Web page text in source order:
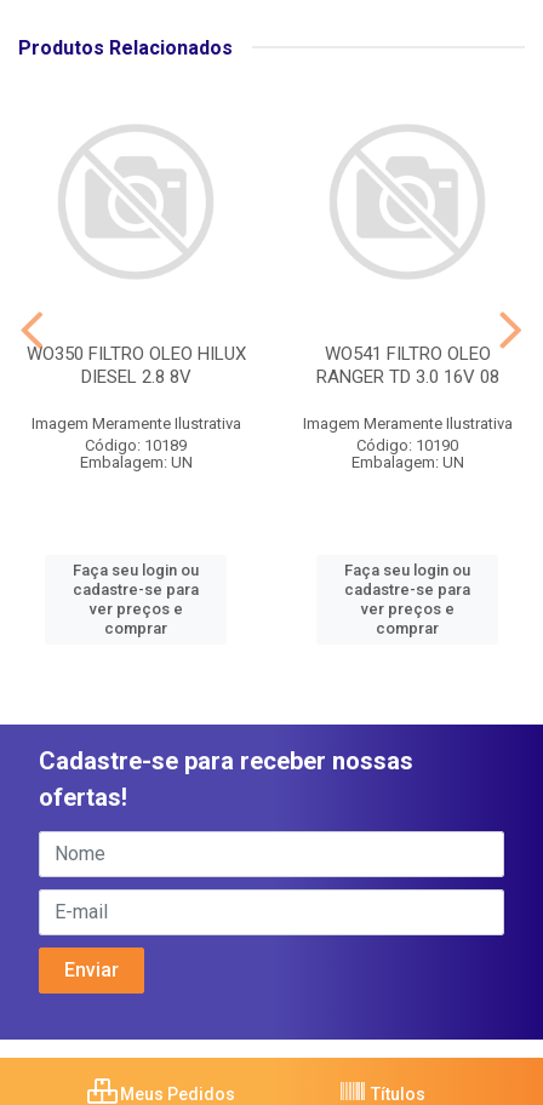
Produtos Relacionados
WO350 FILTRO OLEO HILUX
DIESEL 2.8 8V
Imagem Meramente Ilustrativa
Código: 10189
Embalagem: UN
Faça seu login ou
cadastre-se para
ver preços e
comprar
WO541 FILTRO OLEO
RANGER TD 3.0 16V 08
Imagem Meramente Ilustrativa
Código: 10190
Embalagem: UN
Faça seu login ou
cadastre-se para
ver preços e
comprar
Cadastre-se para receber nossas
ofertas!
Meus Pedidos Títulos